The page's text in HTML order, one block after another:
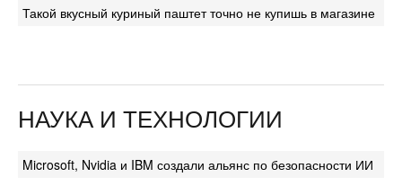
Такой вкусный куриный паштет точно не купишь в магазине
НАУКА И ТЕХНОЛОГИИ
Microsoft, Nvidia и IBM создали альянс по безопасности ИИ